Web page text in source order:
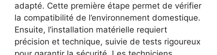
adapté. Cette première étape permet de vérifier
la compatibilité de l’environnement domestique.
Ensuite, l’installation matérielle requiert
précision et technique, suivie de tests rigoureux